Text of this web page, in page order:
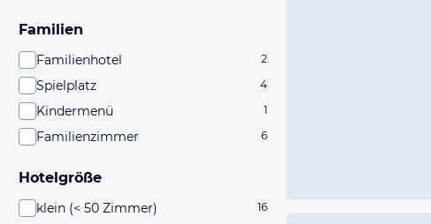
Familien
Familienhotel 2
Spielplatz 4
Kindermenü 1
Familienzimmer 6
Hotelgröße
klein (< 50 Zimmer) 16